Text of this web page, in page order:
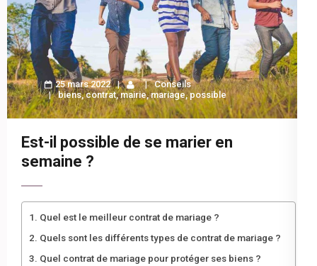
25 mars 2022
Conseils
biens,contrat,mairie,mariage,possible
Est-il possible de se marier en
semaine ?
Quel est le meilleur contrat de mariage ?
Quels sont les différents types de contrat de mariage ?
Quel contrat de mariage pour protéger ses biens ?